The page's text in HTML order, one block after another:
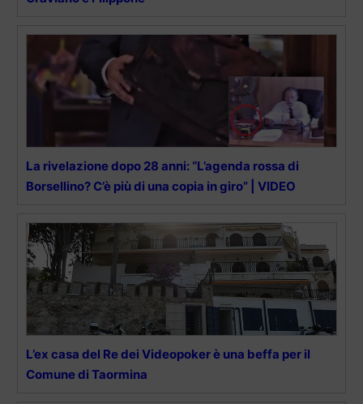
La rivelazione dopo 28 anni: “L’agenda rossa di
Borsellino? C’è più di una copia in giro” | VIDEO
L’ex casa del Re dei Videopoker è una beffa per il
Comune di Taormina